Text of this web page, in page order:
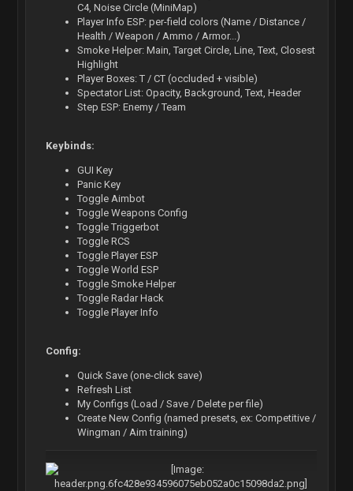
C4, Noise Circle (MiniMap)
Player Info ESP: per-field colors (Name / Distance /
Health / Weapon / Ammo / Armor...)
Smoke Helper: Main, Target Circle, Line, Text, Closest
Highlight
Player Boxes: T / CT (occluded + visible)
Spectator List: Opacity, Background, Text, Header
Step ESP: Enemy / Team
Keybinds:
GUI Key
Panic Key
Toggle Aimbot
Toggle Weapons Config
Toggle Triggerbot
Toggle RCS
Toggle Player ESP
Toggle World ESP
Toggle Smoke Helper
Toggle Radar Hack
Toggle Player Info
Config:
Quick Save (one-click save)
Refresh List
My Configs (Load / Save / Delete per file)
Create New Config (named presets, ex: Competitive /
Wingman / Aim training)